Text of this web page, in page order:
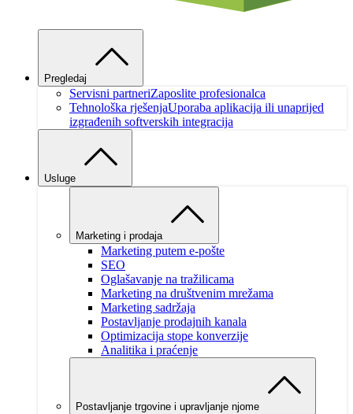
Pregledaj
Servisni partneriZaposlite profesionalca
Tehnološka rješenjaUporaba aplikacija ili unaprijed
izgrađenih softverskih integracija
Usluge
Marketing i prodaja
Marketing putem e-pošte
SEO
Oglašavanje na tražilicama
Marketing na društvenim mrežama
Marketing sadržaja
Postavljanje prodajnih kanala
Optimizacija stope konverzije
Analitika i praćenje
Postavljanje trgovine i upravljanje njome